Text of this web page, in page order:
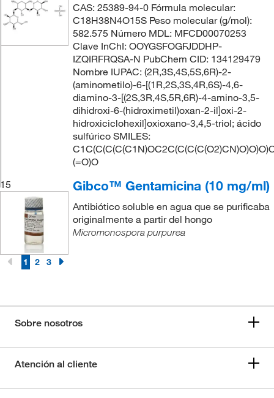
CAS: 25389-94-0 Fórmula molecular:
C18H38N4O15S Peso molecular (g/mol):
582.575 Número MDL: MFCD00070253
Clave InChI: OOYGSFOGFJDDHP-
IZQIRFRQSA-N PubChem CID: 134129479
Nombre IUPAC: (2R,3S,4S,5S,6R)-2-
(aminometilo)-6-[(1R,2S,3S,4R,6S)-4,6-
diamino-3-[(2S,3R,4S,5R,6R)-4-amino-3,5-
dihidroxi-6-(hidroximetil)oxan-2-il]oxi-2-
hidroxiciclohexil]oxioxano-3,4,5-triol; ácido
sulfúrico SMILES:
(=O)O
15
Gibco™ Gentamicina (10 mg/ml)
Antibiótico soluble en agua que se purificaba
originalmente a partir del hongo
Micromonospora purpurea
1 2 3
Sobre nosotros
Atención al cliente